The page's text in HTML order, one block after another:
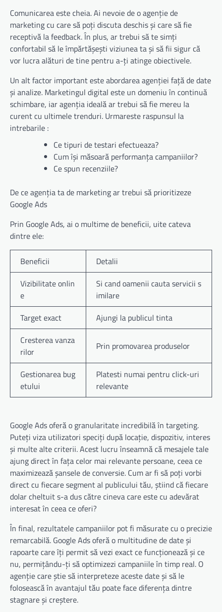
Comunicarea este cheia. Ai nevoie de o agenție de
marketing cu care să poți discuta deschis și care să fie
receptivă la feedback. În plus, ar trebui să te simți
confortabil să le împărtășești viziunea ta și să fii sigur că
vor lucra alături de tine pentru a-ți atinge obiectivele.
Un alt factor important este abordarea agenției față de date
și analize. Marketingul digital este un domeniu în continuă
schimbare, iar agenția ideală ar trebui să fie mereu la
curent cu ultimele trenduri. Urmareste raspunsul la
intrebarile :
Ce tipuri de testari efectueaza?
Cum își măsoară performanța campaniilor?
Ce spun recenziile?
De ce agenția ta de marketing ar trebui să prioritizeze
Google Ads
Prin Google Ads, ai o multime de beneficii, uite cateva
dintre ele:
Beneficii
Detalii
Vizibilitate onlin
e
Si cand oamenii cauta servicii s
imilare
Target exact
Ajungi la publicul tinta
Cresterea vanza
rilor
Prin promovarea produselor
Gestionarea bug
etului
Platesti numai pentru click-uri
relevante
Google Ads oferă o granularitate incredibilă în targeting.
Puteți viza utilizatori speciți după locație, dispozitiv, interes
și multe alte criterii. Acest lucru înseamnă că mesajele tale
ajung direct în fața celor mai relevante persoane, ceea ce
maximizează șansele de conversie. Cum ar fi să poți vorbi
direct cu fiecare segment al publicului tău, știind că fiecare
dolar cheltuit s-a dus către cineva care este cu adevărat
interesat în ceea ce oferi?
În final, rezultatele campaniilor pot fi măsurate cu o precizie
remarcabilă. Google Ads oferă o multitudine de date și
rapoarte care îți permit să vezi exact ce funcționează și ce
nu, permițându-ți să optimizezi campaniile în timp real. O
agenție care știe să interpreteze aceste date și să le
folosească în avantajul tău poate face diferența dintre
stagnare și creștere.